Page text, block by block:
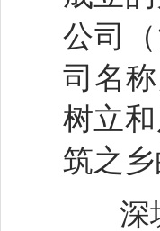
公司
司名
树立
筑之
深圳